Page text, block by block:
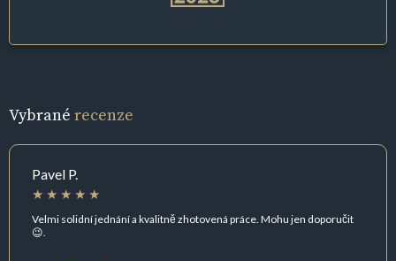
Vybrané recenze
Pavel P.
Velmi solidní jednání a kvalitně zhotovená práce. Mohu jen doporučit
😉.